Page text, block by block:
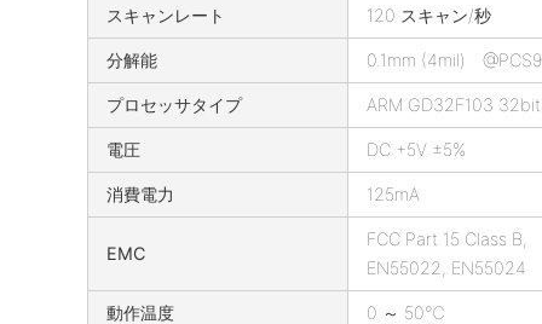
スキャンレート 120 スキャン/秒
分解能 0.1mm (4mil)
プロセッサタイプ ARM GD32F103 32bit
電圧 DC +5V ±5%
消費電力 125mA
EMC
FCC Part 15 Class B,
EN55022, EN55024
動作温度 0 ～ 50℃